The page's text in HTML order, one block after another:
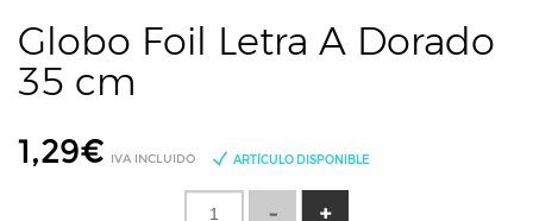
Globo Foil Letra A Dorado
35 cm
1,29€ IVA INCLUIDO ARTÍCULO DISPONIBLE